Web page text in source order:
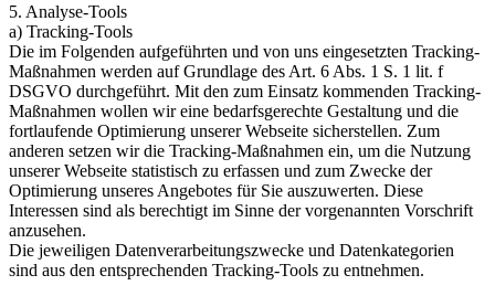
5. Analyse-Tools
a) Tracking-Tools
Die im Folgenden aufgeführten und von uns eingesetzten Tracking-
Maßnahmen werden auf Grundlage des Art. 6 Abs. 1 S. 1 lit. f
DSGVO durchgeführt. Mit den zum Einsatz kommenden Tracking-
Maßnahmen wollen wir eine bedarfsgerechte Gestaltung und die
fortlaufende Optimierung unserer Webseite sicherstellen. Zum
anderen setzen wir die Tracking-Maßnahmen ein, um die Nutzung
unserer Webseite statistisch zu erfassen und zum Zwecke der
Optimierung unseres Angebotes für Sie auszuwerten. Diese
Interessen sind als berechtigt im Sinne der vorgenannten Vorschrift
anzusehen.
Die jeweiligen Datenverarbeitungszwecke und Datenkategorien
sind aus den entsprechenden Tracking-Tools zu entnehmen.